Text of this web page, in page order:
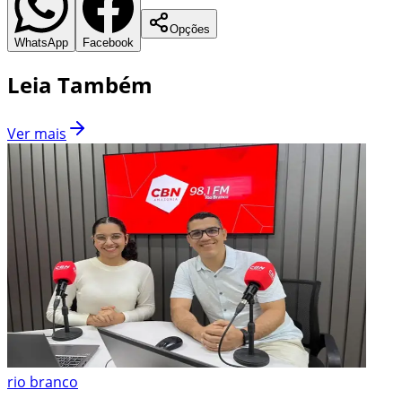
WhatsApp Facebook
Opções
Leia Também
Ver mais
rio branco